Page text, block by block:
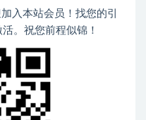
入本站会员！找您的引
。祝您前程似锦！